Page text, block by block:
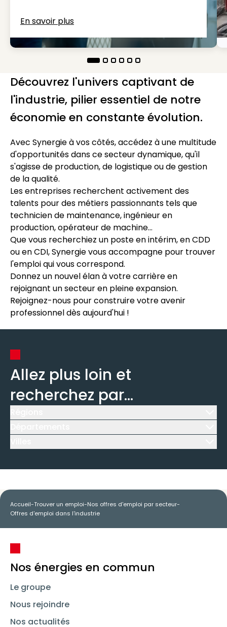
En savoir plus
Découvrez l'univers captivant de
l'industrie, pilier essentiel de notre
économie en constante évolution.
Avec Synergie à vos côtés, accédez à une multitude
d'opportunités dans ce secteur dynamique, qu'il
s'agisse de production, de logistique ou de gestion
de la qualité.
Les entreprises recherchent activement des
talents pour des métiers passionnants tels que
technicien de maintenance, ingénieur en
production, opérateur de machine...
Que vous recherchiez un poste en intérim, en CDD
ou en CDI, Synergie vous accompagne pour trouver
l'emploi qui vous correspond.
Donnez un nouvel élan à votre carrière en
rejoignant un secteur en pleine expansion.
Rejoignez-nous pour construire votre avenir
professionnel dès aujourd'hui !
Allez plus loin et
recherchez par...
Accueil-Trouver un emploi-Nos offres d'emploi par secteur-
Offres d'emploi dans l'industrie
Nos énergies en commun
Le groupe
Nous rejoindre
Nos actualités